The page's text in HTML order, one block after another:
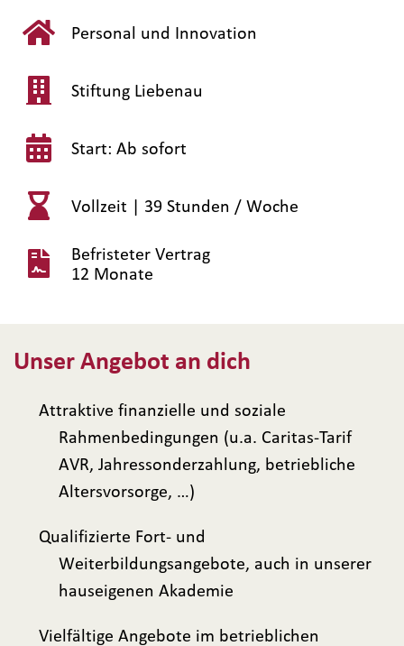
Personal und Innovation
Stiftung Liebenau
Start: Ab sofort
Vollzeit | 39 Stunden / Woche
Befristeter Vertrag
12 Monate
Unser Angebot an dich
Attraktive finanzielle und soziale
Rahmenbedingungen (u.a. Caritas-Tarif
AVR, Jahressonderzahlung, betriebliche
Altersvorsorge, …)
Qualifizierte Fort- und
Weiterbildungsangebote, auch in unserer
hauseigenen Akademie
Vielfältige Angebote im betrieblichen